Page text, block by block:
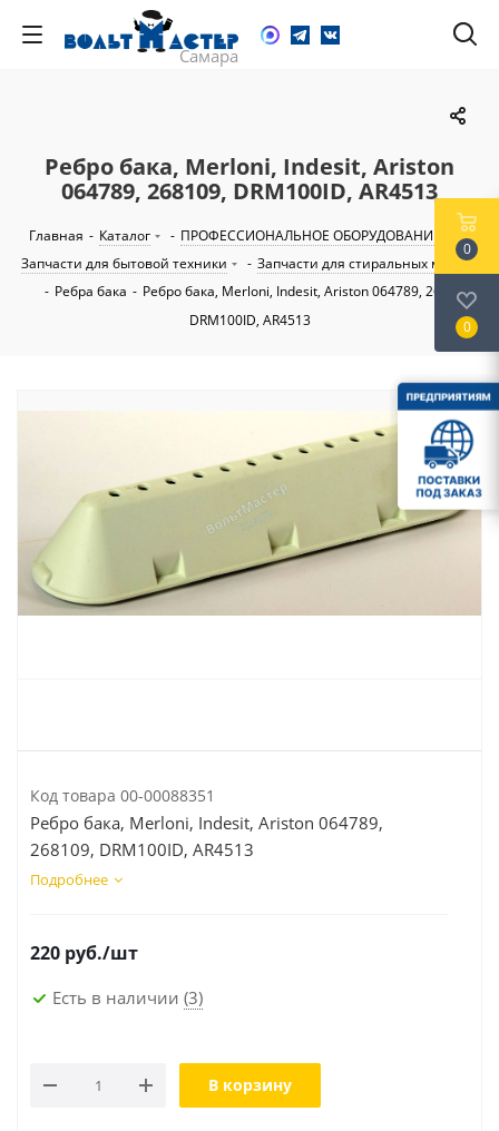
Ребро бака, Merloni, Indesit, Ariston
064789, 268109, DRM100ID, AR4513
Главная - Каталог - ПРОФЕССИОНАЛЬНОЕ ОБОРУДОВАНИЕ
-
Запчасти для бытовой техники
- Запчасти для стиральных машин
- Ребра бака - Ребро бака, Merloni, Indesit, Ariston 064789, 268109,
DRM100ID, AR4513
Код товара 00-00088351
Ребро бака, Merloni, Indesit, Ariston 064789,
268109, DRM100ID, AR4513
Подробнее
220 руб./шт
Есть в наличии (3)
В корзину
0
0